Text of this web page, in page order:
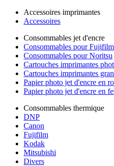
Accessoires imprimantes
Accessoires
Consommables jet d'encre
Consommables pour
Consommables pour Noritsu
Cartouches imprimantes
Cartouches imprimantes
Papier photo jet d'encre en
Papier photo jet d'encre en
Consommables thermique
DNP
Canon
Fujifilm
Kodak
Mitsubishi
Divers